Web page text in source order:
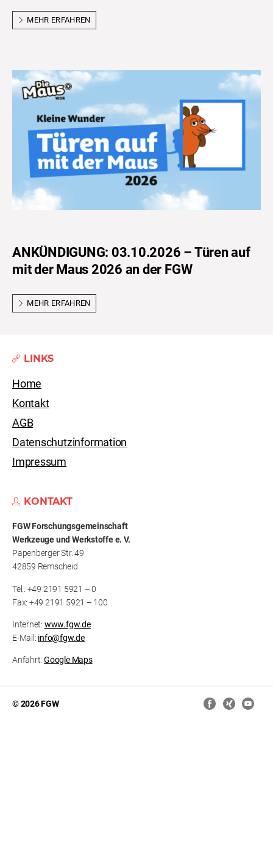
MEHR ERFAHREN
ANKÜNDIGUNG: 03.10.2026 – Türen auf
mit der Maus 2026 an der FGW
MEHR ERFAHREN
LINKS
Home
Kontakt
AGB
Datenschutzinformation
Impressum
KONTAKT
FGW Forschungs­gemeinschaft
Werkzeuge und Werkstoffe e. V.
Papenberger Str. 49
42859 Remscheid
Tel.: +49 2191 5921 – 0
Fax: +49 2191 5921 – 100
Internet: www.fgw.de
E-Mail: info@fgw.de
Anfahrt:Google Maps
© 2026 FGW